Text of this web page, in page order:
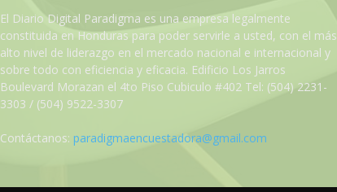
El Diario Digital Paradigma es una empresa legalmente
constituida en Honduras para poder servirle a usted, con el más
alto nivel de liderazgo en el mercado nacional e internacional y
sobre todo con eficiencia y eficacia. Edificio Los Jarros
Boulevard Morazan el 4to Piso Cubiculo #402 Tel: (504) 2231-
3303 / (504) 9522-3307
Contáctanos: paradigmaencuestadora@gmail.com